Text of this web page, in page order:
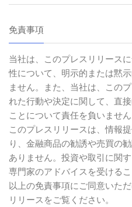
免責事項
当社は、このプレスリリース
性について、明示的または黙
ません。また、当社は、この
れた行動や決定に関して、直
ことについて責任を負いません
このプレスリリースは、情報
り、金融商品の勧誘や売買の
ありません。投資や取引に関
専門家のアドバイスを受けるこ
以上の免責事項にご同意いた
リリースをご覧ください。